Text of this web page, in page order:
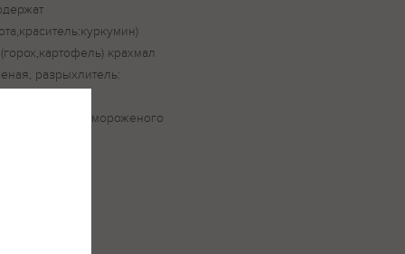
крахмал
разрыхлитель:
из мороженого